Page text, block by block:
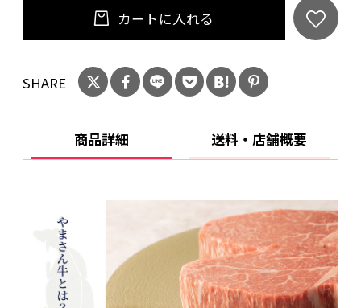
カートに入れる
SHARE
商品詳細 送料・店舗概要